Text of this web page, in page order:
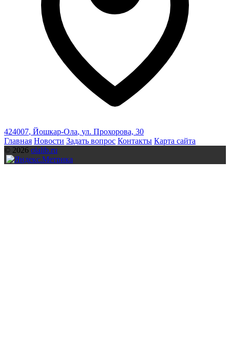
424007, Йошкар-Ола, ул. Прохорова, 30
Главная Новости Задать вопрос Контакты Карта сайта
© 2026 olalib.ru